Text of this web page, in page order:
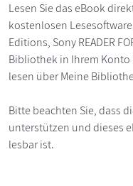
Lesen Sie das eBook
kostenlosen
Editions, Sony READER
Bibliothek in Ihrem Konto
lesen über Meine
Bitte beachten Sie, dass
unterstützen und dieses
lesbar ist.